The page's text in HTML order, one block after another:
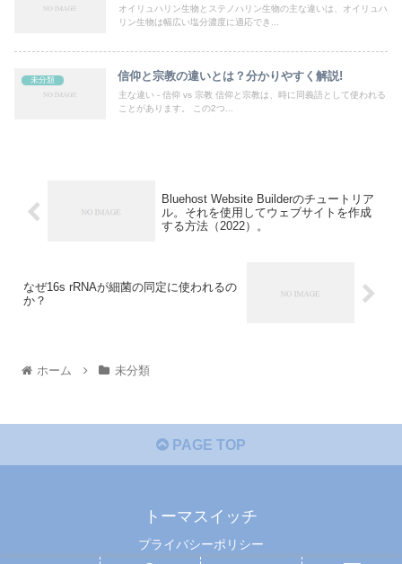
オイリュハリン生物とステノハリン生物の主な違いは、オイリュハ
リン生物は幅広い塩分濃度に適応でき...
未分類 信仰と宗教の違いとは？分かりやすく解説!
主な違い - 信仰 vs 宗教 信仰と宗教は、時に同義語として使われる
ことがあります。 この2つ...
Bluehost Website Builderのチュートリア
ル。それを使用してウェブサイトを作成
する方法（2022）。
なぜ16s rRNAが細菌の同定に使われるの
か？
ホーム 未分類
PAGE TOP
トーマスイッチ
プライバシーポリシー